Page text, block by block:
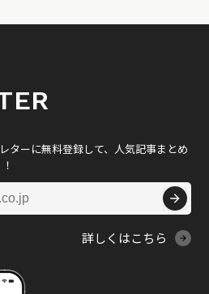
ターに無料登録して、人気記事まとめ
詳しくはこちら